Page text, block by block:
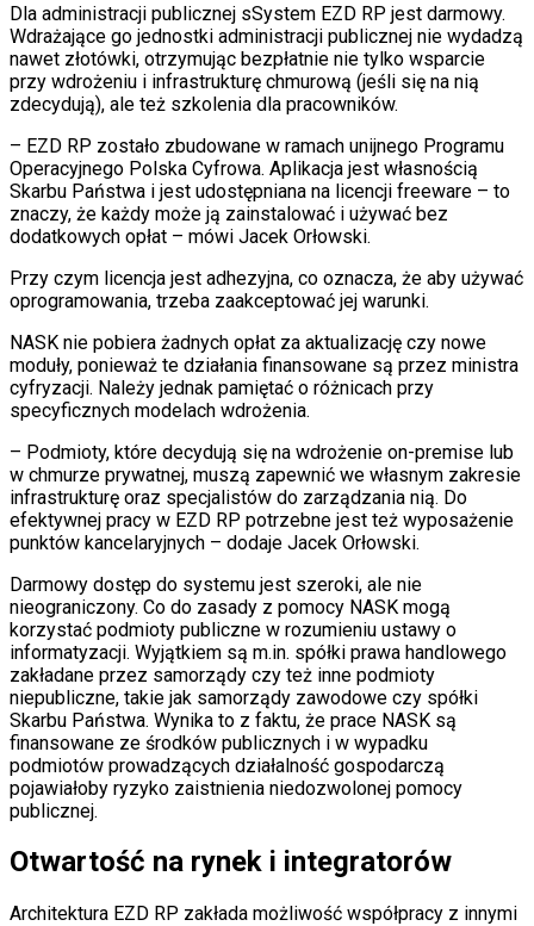
Dla administracji publicznej sSystem EZD RP jest darmowy.
Wdrażające go jednostki administracji publicznej nie wydadzą
nawet złotówki, otrzymując bezpłatnie nie tylko wsparcie
przy wdrożeniu i infrastrukturę chmurową (jeśli się na nią
zdecydują), ale też szkolenia dla pracowników.
– EZD RP zostało zbudowane w ramach unijnego Programu
Operacyjnego Polska Cyfrowa. Aplikacja jest własnością
Skarbu Państwa i jest udostępniana na licencji freeware – to
znaczy, że każdy może ją zainstalować i używać bez
dodatkowych opłat – mówi Jacek Orłowski.
Przy czym licencja jest adhezyjna, co oznacza, że aby używać
oprogramowania, trzeba zaakceptować jej warunki.
NASK nie pobiera żadnych opłat za aktualizację czy nowe
moduły, ponieważ te działania finansowane są przez ministra
cyfryzacji. Należy jednak pamiętać o różnicach przy
specyficznych modelach wdrożenia.
– Podmioty, które decydują się na wdrożenie on-premise lub
w chmurze prywatnej, muszą zapewnić we własnym zakresie
infrastrukturę oraz specjalistów do zarządzania nią. Do
efektywnej pracy w EZD RP potrzebne jest też wyposażenie
punktów kancelaryjnych – dodaje Jacek Orłowski.
Darmowy dostęp do systemu jest szeroki, ale nie
nieograniczony. Co do zasady z pomocy NASK mogą
korzystać podmioty publiczne w rozumieniu ustawy o
informatyzacji. Wyjątkiem są m.in. spółki prawa handlowego
zakładane przez samorządy czy też inne podmioty
niepubliczne, takie jak samorządy zawodowe czy spółki
Skarbu Państwa. Wynika to z faktu, że prace NASK są
finansowane ze środków publicznych i w wypadku
podmiotów prowadzących działalność gospodarczą
pojawiałoby ryzyko zaistnienia niedozwolonej pomocy
publicznej.
Otwartość na rynek i integratorów
Architektura EZD RP zakłada możliwość współpracy z innymi